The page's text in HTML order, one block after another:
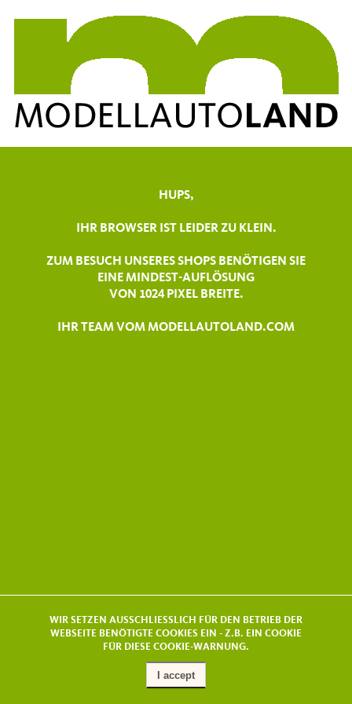
HUPS,
IHR BROWSER IST LEIDER ZU KLEIN.
ZUM BESUCH UNSERES SHOPS BENÖTIGEN SIE
EINE MINDEST-AUFLÖSUNG
VON 1024 PIXEL BREITE.
IHR TEAM VOM MODELLAUTOLAND.COM
WIR SETZEN AUSSCHLIESSLICH FÜR DEN BETRIEB DER
WEBSEITE BENÖTIGTE COOKIES EIN - Z.B. EIN COOKIE
FÜR DIESE COOKIE-WARNUNG.
I accept